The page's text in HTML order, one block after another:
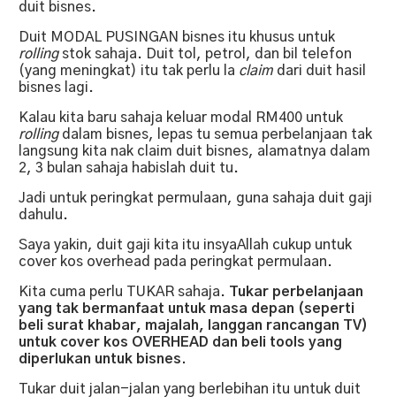
duit bisnes.
Duit MODAL PUSINGAN bisnes itu khusus untuk
rollingstok sahaja. Duit tol, petrol, dan bil telefon
(yang meningkat) itu tak perlu la claim dari duit hasil
bisnes lagi.
Kalau kita baru sahaja keluar modal RM400 untuk
rollingdalam bisnes, lepas tu semua perbelanjaan tak
langsung kita nak claim duit bisnes, alamatnya dalam
2, 3 bulan sahaja habislah duit tu.
Jadi untuk peringkat permulaan, guna sahaja duit gaji
dahulu.
Saya yakin, duit gaji kita itu insyaAllah cukup untuk
cover kos overhead pada peringkat permulaan.
Kita cuma perlu TUKAR sahaja. Tukar perbelanjaan
yang tak bermanfaat untuk masa depan (seperti
beli surat khabar, majalah, langgan rancangan TV)
untuk cover kos OVERHEAD dan beli tools yang
diperlukan untuk bisnes.
Tukar duit jalan-jalan yang berlebihan itu untuk duit